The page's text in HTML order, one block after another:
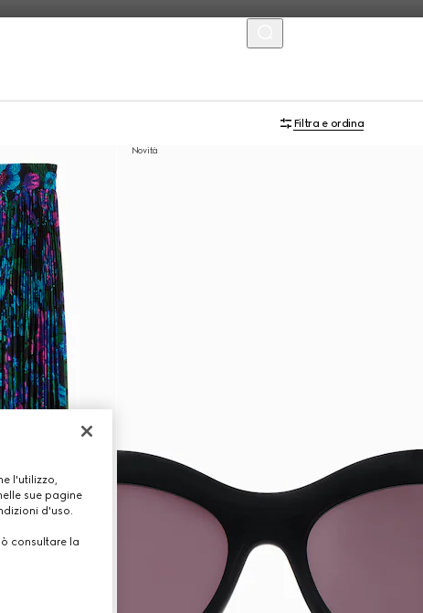
Filtra e ordina
Novità
l'utilizzo,
sue pagine
d'uso.
consultare la